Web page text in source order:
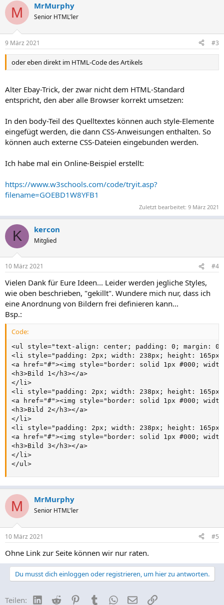
M MrMurphy
Senior HTML'ler
9 März 2021 #3
oder eben direkt im HTML-Code des Artikels
Alter Ebay-Trick, der zwar nicht dem HTML-Standard
entspricht, den aber alle Browser korrekt umsetzen:
In den body-Teil des Quelltextes können auch style-Elemente
eingefügt werden, die dann CSS-Anweisungen enthalten. So
können auch externe CSS-Dateien eingebunden werden.
Ich habe mal ein Online-Beispiel erstellt:
https://www.w3schools.com/code/tryit.asp?
filename=GOEBD1W8YFB1
Zuletzt bearbeitet: 9 März 2021
K kercon
Mitglied
10 März 2021 #4
Vielen Dank für Eure Ideen... Leider werden jegliche Styles,
wie oben beschrieben, "gekillt". Wundere mich nur, dass ich
eine Anordnung von Bildern frei definieren kann...
Bsp.:
Code:
<ul style="text-align: center; padding: 0; margin:
<li style="padding: 2px; width: 238px; height:
<a href="#"><img style="border: solid 1px #000;
<h3>Bild 1</h3></a>
</li>
<li style="padding: 2px; width: 238px; height:
<a href="#"><img style="border: solid 1px #000;
<h3>Bild 2</h3></a>
</li>
<li style="padding: 2px; width: 238px; height:
<a href="#"><img style="border: solid 1px #000;
<h3>Bild 3</h3></a>
</li>
</ul>
M MrMurphy
Senior HTML'ler
10 März 2021 #5
Ohne Link zur Seite können wir nur raten.
Du musst dich einloggen oder registrieren, um hier zu antworten.
Teilen: LinkedIn
Reddit PinterestTumblrWhatsApp
E-MailLink